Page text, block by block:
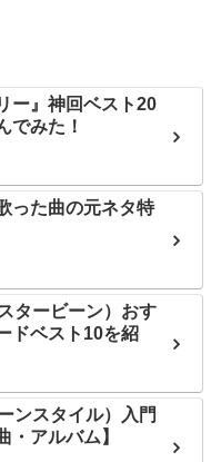
ー』神回ベスト20
でみた！
った曲の元ネタ特
タービーン）おす
ドベスト10を紹
ンスタイル）入門
・アルバム】